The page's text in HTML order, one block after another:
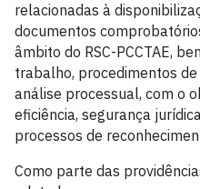
relacionadas à
documentos
âmbito do RSC-PCCTAE,
trabalho, procedimentos
análise processual, com o
eficiência, segurança
processos de
Como parte das